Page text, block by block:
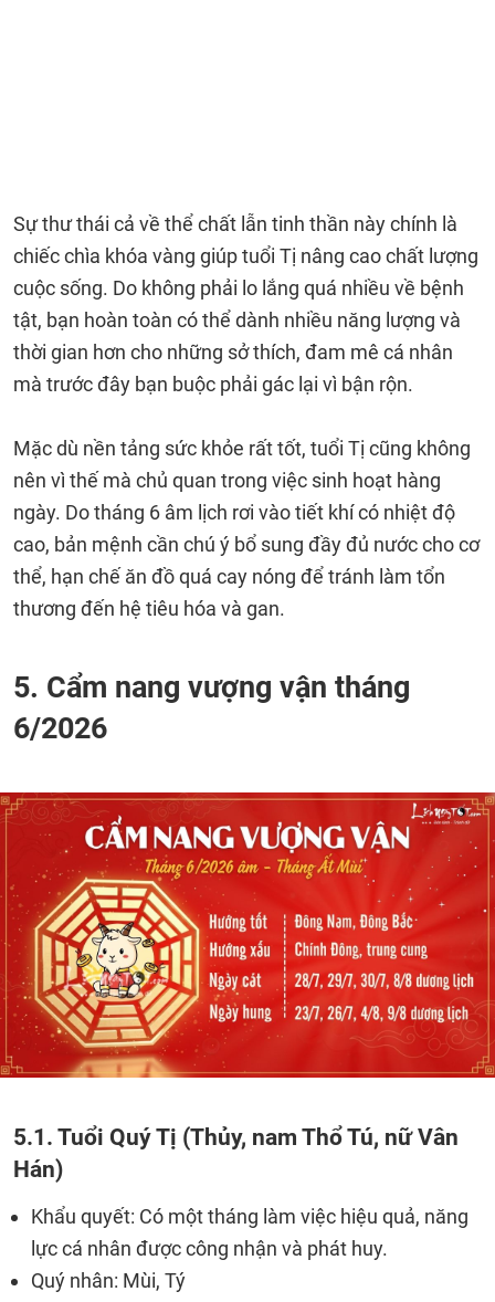
Sự thư thái cả về thể chất lẫn tinh thần này chính là
chiếc chìa khóa vàng giúp tuổi Tị nâng cao chất lượng
cuộc sống. Do không phải lo lắng quá nhiều về bệnh
tật, bạn hoàn toàn có thể dành nhiều năng lượng và
thời gian hơn cho những sở thích, đam mê cá nhân
mà trước đây bạn buộc phải gác lại vì bận rộn.
Mặc dù nền tảng sức khỏe rất tốt, tuổi Tị cũng không
nên vì thế mà chủ quan trong việc sinh hoạt hàng
ngày. Do tháng 6 âm lịch rơi vào tiết khí có nhiệt độ
cao, bản mệnh cần chú ý bổ sung đầy đủ nước cho cơ
thể, hạn chế ăn đồ quá cay nóng để tránh làm tổn
thương đến hệ tiêu hóa và gan.
5. Cẩm nang vượng vận tháng
6/2026
5.1. Tuổi Quý Tị (Thủy, nam Thổ Tú, nữ Vân
Hán)
Khẩu quyết: Có một tháng làm việc hiệu quả, năng
lực cá nhân được công nhận và phát huy.
Quý nhân: Mùi, Tý